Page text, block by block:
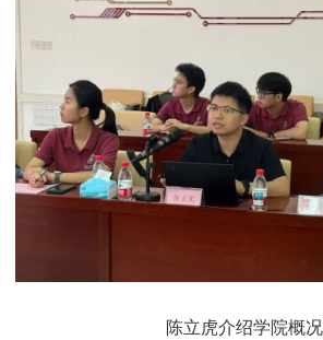
陈立虎介绍学院概况